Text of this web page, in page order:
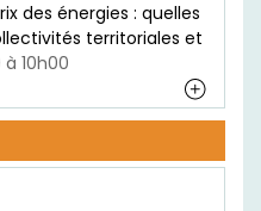
des énergies : quelles
territoriales et
09h30 à 10h00